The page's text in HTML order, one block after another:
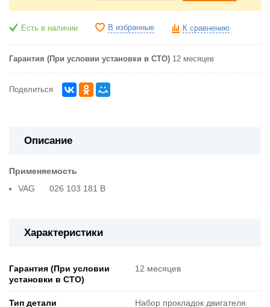
Есть в наличии В избранные К сравнению
Гарантия (При условии установки в СТО) 12 месяцев
Поделиться
Описание
Применяемость
VAG 026 103 181 B
Характеристики
Гарантия (При условии
установки в СТО)
12 месяцев
Тип детали Набор прокладок двигателя